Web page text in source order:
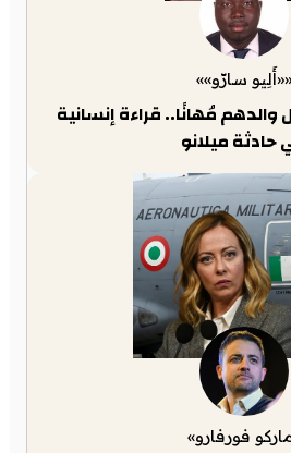
««أَلِيو سارّو»»
مُهانًا.. قراءة إنسانية
حادثة ميلانو
فورفارو»